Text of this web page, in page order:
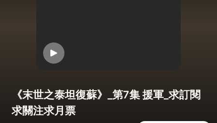
《末世之泰坦復蘇》_第7集 援軍_求訂閱
求關注求月票